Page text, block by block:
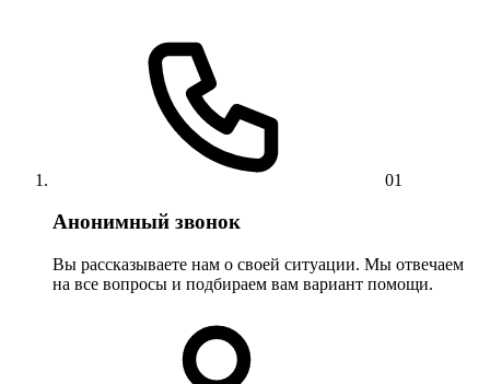
01
Анонимный звонок
Вы рассказываете нам о своей ситуации. Мы отвечаем
на все вопросы и подбираем вам вариант помощи.